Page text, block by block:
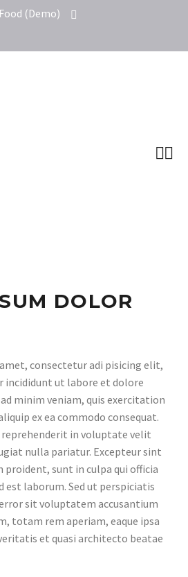
(Demo)

DOLOR
consectetur adi pisicing elit,
incididunt ut labore et dolore
minim veniam, quis exercitation
ex ea commodo consequat.
reprehenderit in voluptate velit
nulla pariatur. Excepteur sint
proident, sunt in culpa qui officia
laborum. Sed ut perspiciatis
sit voluptatem accusantium
totam rem aperiam, eaque ipsa
et quasi architecto beatae